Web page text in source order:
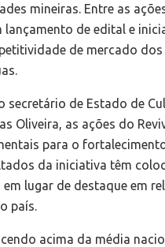
mineiras. Entre as
lançamento de edital e
de mercado
secretário de Estado de
Oliveira, as ações do
para o
da iniciativa têm
em lugar de destaque em
país.
acima da média